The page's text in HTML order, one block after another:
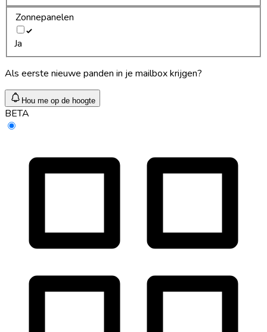
Zonnepanelen
Ja
Als eerste nieuwe panden in je mailbox krijgen?
Hou me op de hoogte
BETA